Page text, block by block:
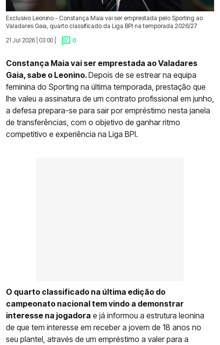
Exclusivo Leonino - Constança Maia vai ser emprestada pelo Sporting ao
Valadares Gaia, quarto classificado da Liga BPI na temporada 2026/27
21 Jul 2026 | 03:00 |
0
Constança Maia vai ser emprestada ao Valadares
Gaia, sabe o Leonino.Depois de se estrear na equipa
feminina do Sporting na última temporada, prestação que
lhe valeu a assinatura de um contrato profissional em junho,
a defesa prepara-se para sair por empréstimo nesta janela
de transferências, com o objetivo de ganhar ritmo
competitivo e experiência na Liga BPI.
O quarto classificado na última edição do
campeonato nacional tem vindo a demonstrar
interesse na jogadora e já informou a estrutura leonina
de que tem interesse em receber a jovem de 18 anos no
seu plantel, através de um empréstimo a valer para a